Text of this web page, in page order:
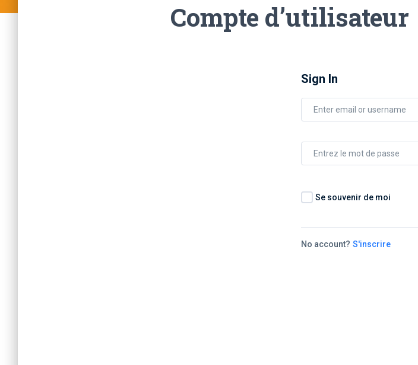
Compte d’utilisateur
Sign In
Se souvenir de moi
No account? S'inscrire